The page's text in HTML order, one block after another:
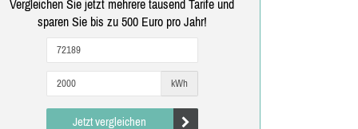
Vergleichen Sie jetzt mehrere tausend Tarife und
sparen Sie bis zu 500 Euro pro Jahr!
kWh
Jetzt vergleichen